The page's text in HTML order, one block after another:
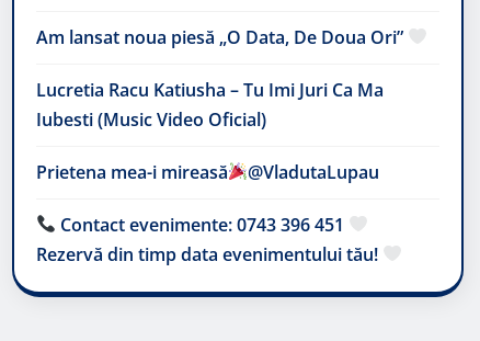
Am lansat noua piesă „O Data, De Doua Ori”
Lucretia Racu Katiusha – Tu Imi Juri Ca Ma
Iubesti (Music Video Oficial)
Prietena mea-i mireasă​ @VladutaLupau
Contact evenimente: 0743 396 451
Rezervă din timp data evenimentului tău!